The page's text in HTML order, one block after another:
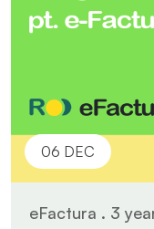
06 DEC
eFactura . 3